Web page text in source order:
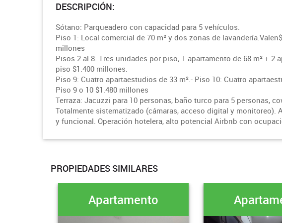
DESCRIPCIÓN:
Sótano: Parqueadero con capacidad para 5 vehículos.
Piso 1: Local comercial de 70 m² y dos zonas de
millones
Pisos 2 al 8: Tres unidades por piso; 1 apartamento de 68 m² + 2
piso $1.400 millones.
Piso 9: Cuatro apartaestudios de 33 m².- Piso 10: Cuatro
Piso 9 o 10 $1.480 millones
Terraza: Jacuzzi para 10 personas, baño turco para 5 personas,
Totalmente sistematizado (cámaras, acceso digital y monitoreo).
y funcional. Operación hotelera, alto potencial Airbnb con
PROPIEDADES SIMILARES
Apartamento